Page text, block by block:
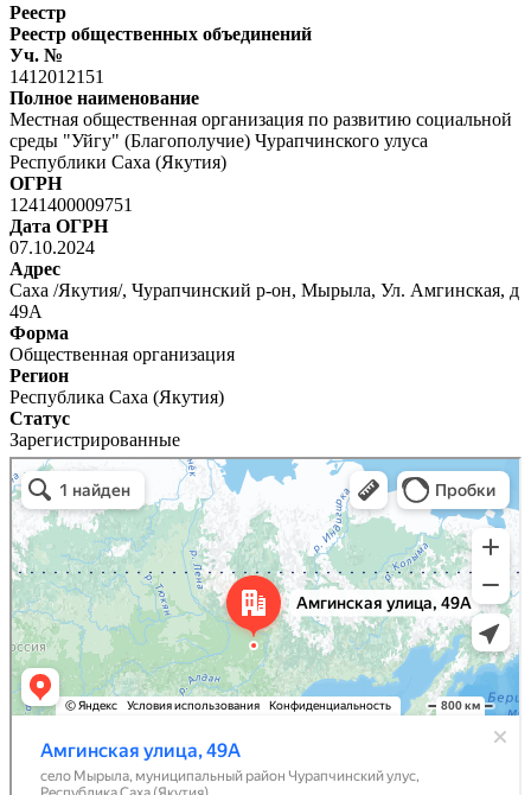
Реестр
Реестр общественных объединений
Уч. №
1412012151
Полное наименование
Местная общественная организация по развитию социальной
среды "Уйгу" (Благополучие) Чурапчинского улуса
Республики Саха (Якутия)
ОГРН
1241400009751
Дата ОГРН
07.10.2024
Адрес
Саха /Якутия/, Чурапчинский р-он, Мырыла, Ул. Амгинская, д
49А
Форма
Общественная организация
Регион
Республика Саха (Якутия)
Статус
Зарегистрированные